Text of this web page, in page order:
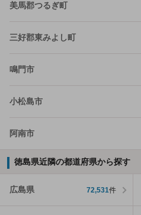
美馬郡つるぎ町
三好郡東みよし町
鳴門市
小松島市
阿南市
徳島県近隣の都道府県から探す
広島県 72,531件